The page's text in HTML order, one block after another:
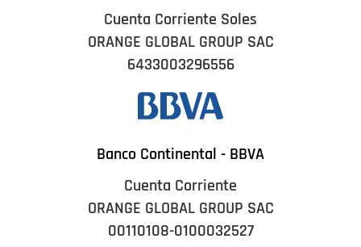
Cuenta Corriente Soles
ORANGE GLOBAL GROUP SAC
6433003296556
Banco Continental - BBVA
Cuenta Corriente
ORANGE GLOBAL GROUP SAC
00110108-0100032527